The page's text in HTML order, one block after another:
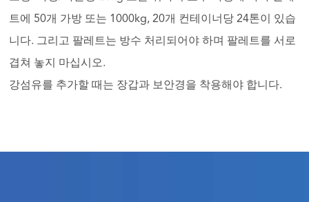
트에 50개 가방 또는 1000kg, 20개 컨테이너당 24톤이 있습
니다. 그리고 팔레트는 방수 처리되어야 하며 팔레트를 서로
겹쳐 놓지 마십시오.
강섬유를 추가할 때는 장갑과 보안경을 착용해야 합니다.